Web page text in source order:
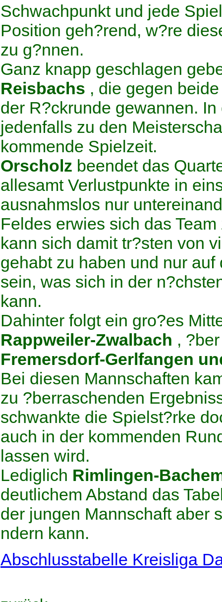
Schwachpunkt und jede
Position geh?rend, w?re
zu g?nnen.
Ganz knapp geschlagen
Reisbachs , die gegen
der R?ckrunde gewannen.
jedenfalls zu den
kommende Spielzeit.
Orscholz beendet das
allesamt Verlustpunkte in
ausnahmslos nur
Feldes erwies sich das
kann sich damit tr?sten von
gehabt zu haben und nur
sein, was sich in der
kann.
Dahinter folgt ein gro?es
Rappweiler-Zwalbach ,
Fremersdorf-Gerlfangen
Bei diesen Mannschaften
zu ?berraschenden
schwankte die Spielst?rke
auch in der kommenden
lassen wird.
Lediglich Rimlingen-
deutlichem Abstand das
der jungen Mannschaft aber
ndern kann.
Abschlusstabelle Kreisliga